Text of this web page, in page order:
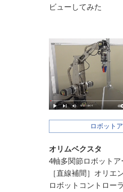
ビューしてみた
ロボット
オリムベクスタ
4軸多関節ロボット
［直線補間］オリエ
ロボットコントロー